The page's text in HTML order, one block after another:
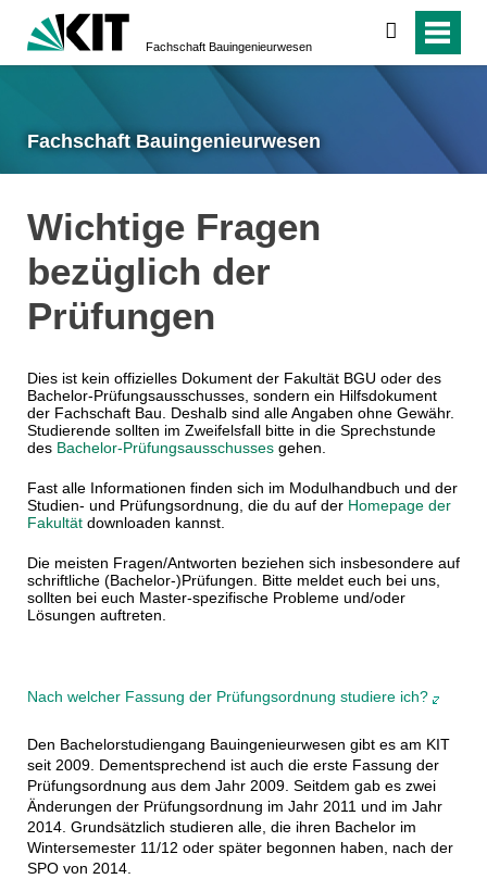
Fachschaft Bauingenieurwesen
suchen
Fachschaft Bauingenieurwesen
Wichtige Fragen
bezüglich der
Prüfungen
Dies ist kein offizielles Dokument der Fakultät BGU oder des
Bachelor-Prüfungsausschusses, sondern ein Hilfsdokument
der Fachschaft Bau. Deshalb sind alle Angaben ohne Gewähr.
Studierende sollten im Zweifelsfall bitte in die Sprechstunde
des Bachelor-Prüfungsausschussesgehen.
Fast alle Informationen finden sich im Modulhandbuch und der
Studien- und Prüfungsordnung, die du auf der Homepage der
Fakultätdownloaden kannst.
Die meisten Fragen/Antworten beziehen sich insbesondere auf
schriftliche (Bachelor-)Prüfungen. Bitte meldet euch bei uns,
sollten bei euch Master-spezifische Probleme und/oder
Lösungen auftreten.
Nach welcher Fassung der Prüfungsordnung studiere ich?
Den Bachelorstudiengang Bauingenieurwesen gibt es am KIT
seit 2009. Dementsprechend ist auch die erste Fassung der
Prüfungsordnung aus dem Jahr 2009. Seitdem gab es zwei
Änderungen der Prüfungsordnung im Jahr 2011 und im Jahr
2014. Grundsätzlich studieren alle, die ihren Bachelor im
Wintersemester 11/12 oder später begonnen haben, nach der
SPO von 2014.